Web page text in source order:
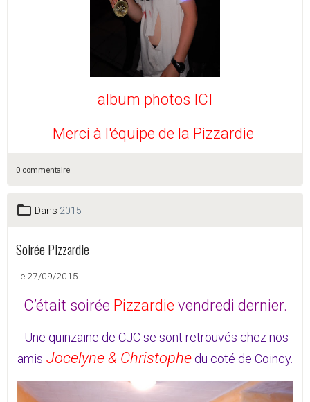
album photos ICI
Merci à l'équipe de la Pizzardie
0 commentaire
Dans 2015
Soirée Pizzardie
Le 27/09/2015
C’était soirée Pizzardie vendredi dernier.
Une quinzaine de CJC se sont retrouvés chez nos
amis Jocelyne & Christophe du coté de Coincy.